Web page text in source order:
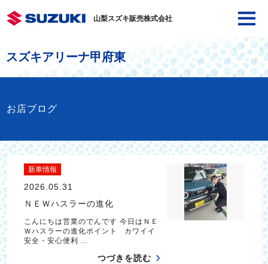
山梨スズキ販売株式会社
スズキアリーナ甲府東
お店ブログ
新車情報
2026.05.31
ＮＥＷハスラーの進化
こんにちは営業のでんです 今日はＮＥ
Ｗハスラーの進化ポイント カワイイ
安全・安心便利 …
つづきを読む